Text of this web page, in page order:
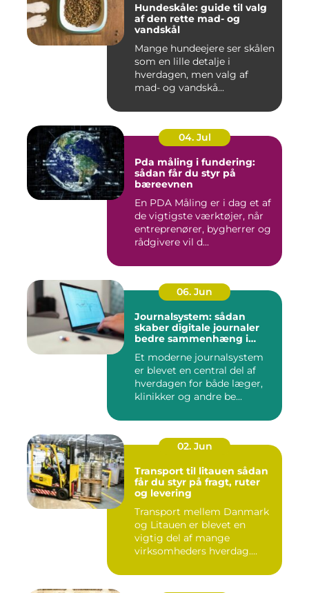
Hundeskåle: guide til valg
af den rette mad- og
vandskål
Mange hundeejere ser skålen
som en lille detalje i
hverdagen, men valg af
mad- og vandskå...
04. Jul
Pda måling i fundering:
sådan får du styr på
bæreevnen
En PDA Måling er i dag et af
de vigtigste værktøjer, når
entreprenører, bygherrer og
rådgivere vil d...
06. Jun
Journalsystem: sådan
skaber digitale journaler
bedre sammenhæng i
Et moderne journalsystem
er blevet en central del af
hverdagen for både læger,
klinikker og andre be...
02. Jun
Transport til litauen sådan
får du styr på fragt, ruter
og levering
Transport mellem Danmark
og Litauen er blevet en
vigtig del af mange
virksomheders hverdag.